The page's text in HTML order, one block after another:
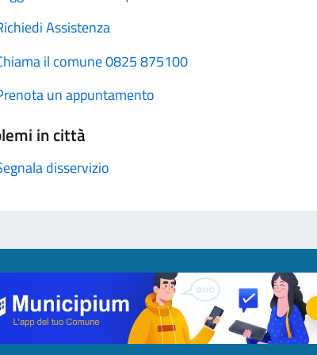
Assistenza
il comune 0825 875100
un appuntamento
in città
disservizio